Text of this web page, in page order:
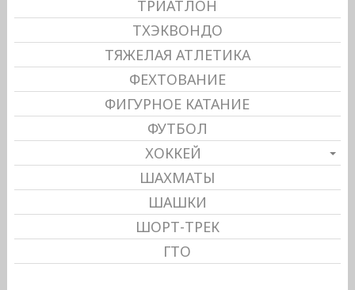
ТРИАТЛОН
ТХЭКВОНДО
ТЯЖЕЛАЯ АТЛЕТИКА
ФЕХТОВАНИЕ
ФИГУРНОЕ КАТАНИЕ
ФУТБОЛ
ХОККЕЙ
ШАХМАТЫ
ШАШКИ
ШОРТ-ТРЕК
ГТО